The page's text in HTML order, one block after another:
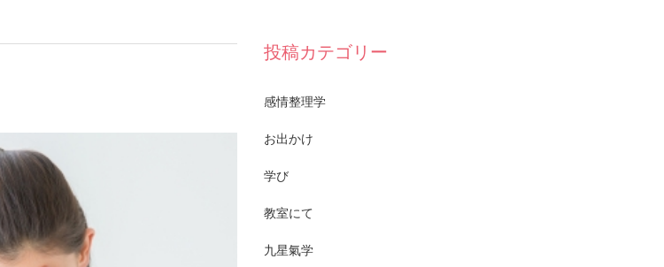
投稿カテゴリー
感情整理学
お出かけ
学び
教室にて
九星氣学